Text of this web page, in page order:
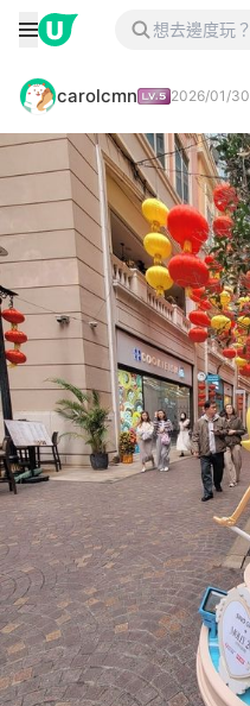
carolcmn 2026/01/30